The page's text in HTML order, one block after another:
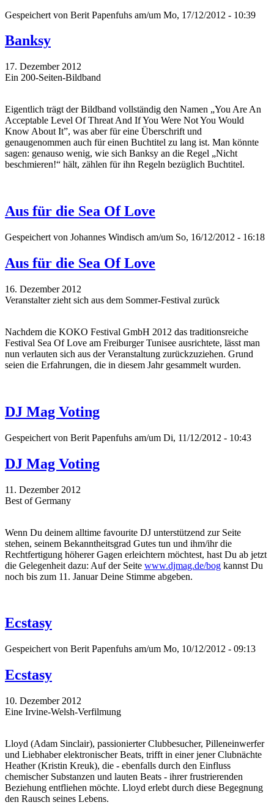
Gespeichert von Berit Papenfuhs am/um Mo, 17/12/2012 - 10:39
Banksy
17. Dezember 2012
Ein 200-Seiten-Bildband
Eigentlich trägt der Bildband vollständig den Namen „You Are An
Acceptable Level Of Threat And If You Were Not You Would
Know About It”, was aber für eine Überschrift und
genaugenommen auch für einen Buchtitel zu lang ist. Man könnte
sagen: genauso wenig, wie sich Banksy an die Regel „Nicht
beschmieren!“ hält, zählen für ihn Regeln bezüglich Buchtitel.
Aus für die Sea Of Love
Gespeichert von Johannes Windisch am/um So, 16/12/2012 - 16:18
Aus für die Sea Of Love
16. Dezember 2012
Veranstalter zieht sich aus dem Sommer-Festival zurück
Nachdem die KOKO Festival GmbH 2012 das traditionsreiche
Festival Sea Of Love am Freiburger Tunisee ausrichtete, lässt man
nun verlauten sich aus der Veranstaltung zurückzuziehen. Grund
seien die Erfahrungen, die in diesem Jahr gesammelt wurden.
DJ Mag Voting
Gespeichert von Berit Papenfuhs am/um Di, 11/12/2012 - 10:43
DJ Mag Voting
11. Dezember 2012
Best of Germany
Wenn Du deinem alltime favourite DJ unterstützend zur Seite
stehen, seinem Bekanntheitsgrad Gutes tun und ihm/ihr die
Rechtfertigung höherer Gagen erleichtern möchtest, hast Du ab jetzt
die Gelegenheit dazu: Auf der Seite www.djmag.de/bog kannst Du
noch bis zum 11. Januar Deine Stimme abgeben.
Ecstasy
Gespeichert von Berit Papenfuhs am/um Mo, 10/12/2012 - 09:13
Ecstasy
10. Dezember 2012
Eine Irvine-Welsh-Verfilmung
Lloyd (Adam Sinclair), passionierter Clubbesucher, Pilleneinwerfer
und Liebhaber elektronischer Beats, trifft in einer jener Clubnächte
Heather (Kristin Kreuk), die - ebenfalls durch den Einfluss
chemischer Substanzen und lauten Beats - ihrer frustrierenden
Beziehung entfliehen möchte. Lloyd erlebt durch diese Begegnung
den Rausch seines Lebens.